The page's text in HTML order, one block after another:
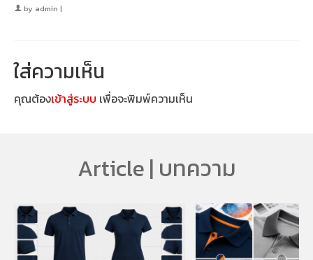
by admin |
ใส่ความเห็น
คุณต้องเข้าสู่ระบบ เพื่อจะพิมพ์ความเห็น
Article | บทความ